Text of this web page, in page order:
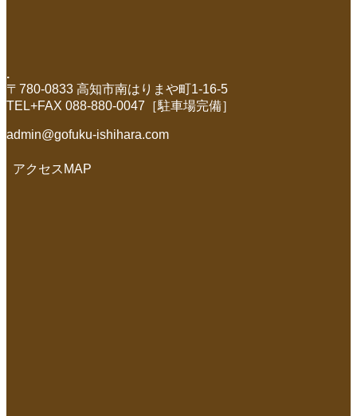
.
〒780-0833 高知市南はりまや町1-16-5
TEL+FAX 088-880-0047［駐車場完備］
admin@gofuku-ishihara.com
アクセスMAP